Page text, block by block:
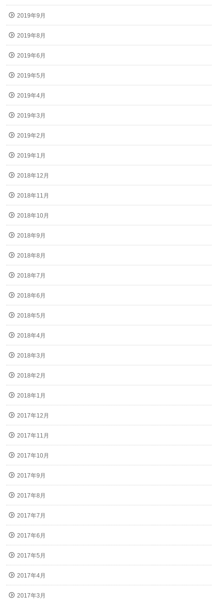
2019年9月
2019年8月
2019年6月
2019年5月
2019年4月
2019年3月
2019年2月
2019年1月
2018年12月
2018年11月
2018年10月
2018年9月
2018年8月
2018年7月
2018年6月
2018年5月
2018年4月
2018年3月
2018年2月
2018年1月
2017年12月
2017年11月
2017年10月
2017年9月
2017年8月
2017年7月
2017年6月
2017年5月
2017年4月
2017年3月